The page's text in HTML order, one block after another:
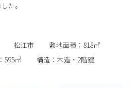
た。
松江市
敷地面積：818㎡
595㎡
構造：木造・2階建